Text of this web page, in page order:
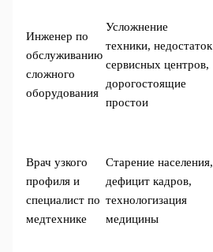
Инженер по
обслуживанию
сложного
оборудования
Усложнение
техники, недостаток
сервисных центров,
дорогостоящие
простои
Врач узкого
профиля и
специалист по
медтехнике
Старение населения,
дефицит кадров,
технологизация
медицины